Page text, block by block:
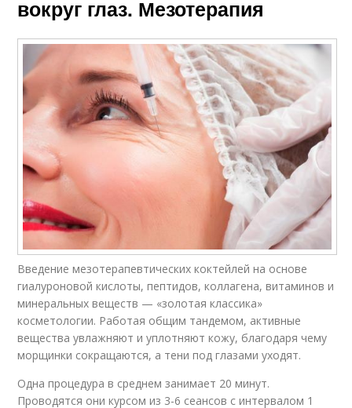
вокруг глаз. Мезотерапия
Введение мезотерапевтических коктейлей на основе
гиалуроновой кислоты, пептидов, коллагена, витаминов и
минеральных веществ — «золотая классика»
косметологии. Работая общим тандемом, активные
вещества увлажняют и уплотняют кожу, благодаря чему
морщинки сокращаются, а тени под глазами уходят.
Одна процедура в среднем занимает 20 минут.
Проводятся они курсом из 3-6 сеансов с интервалом 1